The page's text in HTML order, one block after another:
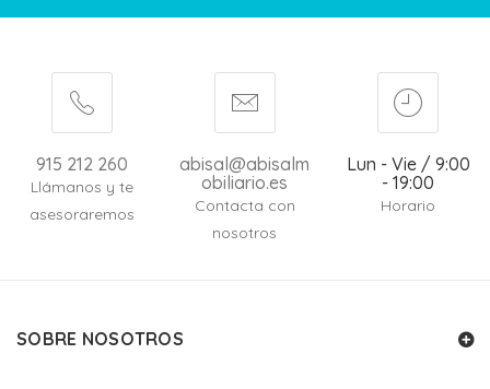
915 212 260
Llámanos y te
asesoraremos
abisal@abisalm
obiliario.es
Contacta con
nosotros
Lun - Vie / 9:00
- 19:00
Horario
SOBRE NOSOTROS